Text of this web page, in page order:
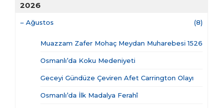
2026
– Ağustos (8)
Muazzam Zafer Mohaç Meydan Muharebesi 1526
Osmanlı’da Koku Medeniyeti
Geceyi Gündüze Çeviren Afet Carrington Olayı
Osmanlı’da İlk Madalya Ferahî